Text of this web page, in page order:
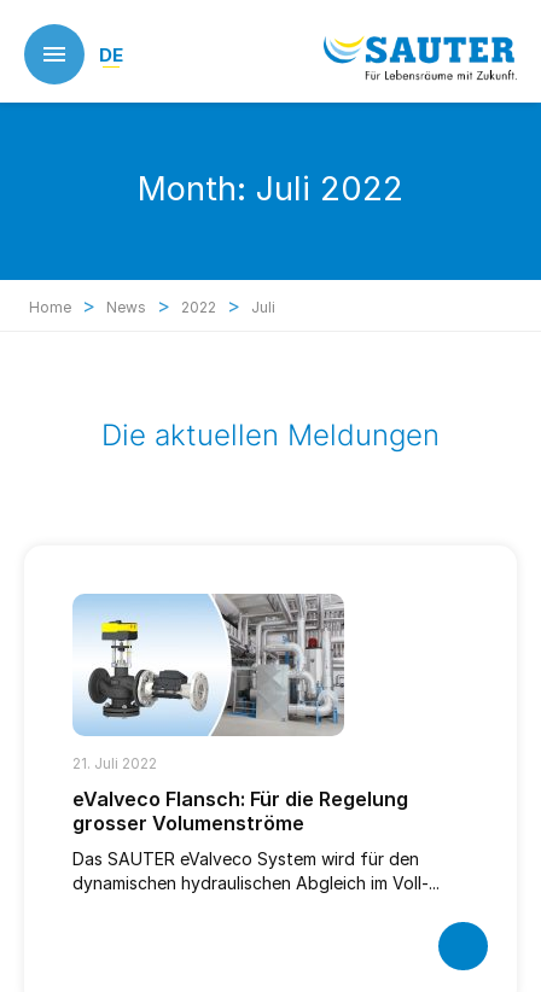
main
content
DE
Month: Juli 2022
Home > News > 2022 > Juli
Die aktuellen Meldungen
21. Juli 2022
eValveco Flansch: Für die Regelung
grosser Volumenströme
Das SAUTER eValveco System wird für den
dynamischen hydraulischen Abgleich im Voll-...